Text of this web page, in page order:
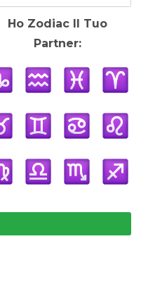
Ho Zodiac Il Tuo
Partner: